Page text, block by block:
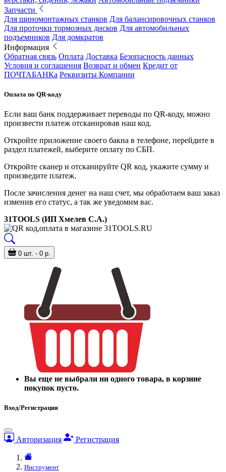
Запчасти
Для шиномонтажных станков Для балансировочных станков
Для проточки тормозных дисков Для автомобильных
подъемников Для домкратов
Информация
Обратная связь Оплата Доставка Безопасность данных
Условия и соглашения Возврат и обмен Кредит от
ПОЧТАБАНКа Реквизиты Компании
Оплата по QR-коду
Если ваш банк поддерживает переводы по QR-коду, можно
произвести платеж отсканировав наш код.
Откройте приложение своего бакна в телефоне, перейдите в
раздел платежей, выберите оплату по СБП.
Откройте сканер и отсканируйте QR код, укажите сумму и
произведите платеж.
После зачисления денег на наш счет, мы обработаем ваш заказ
изменив его статус, а так же уведомим вас.
31TOOLS (ИП Хмелев С.А.)
0 шт. - 0 р.
Вы еще не выбрали ни одного товара, в корзине
покупок пусто.
Вход/Регистрация
Авторизация Регистрация
Инструмент